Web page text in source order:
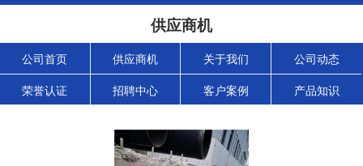
供应商机
公司首页 供应商机 关于我们 公司动态
荣誉认证 招聘中心 客户案例 产品知识